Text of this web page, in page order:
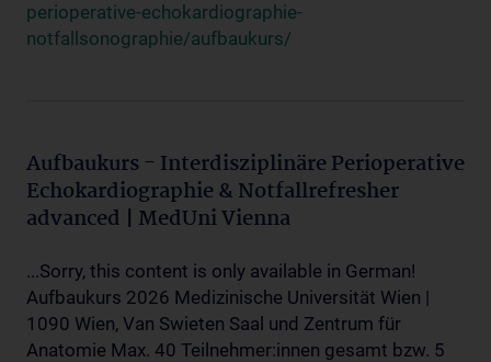
perioperative-echokardiographie-
notfallsonographie/aufbaukurs/
Aufbaukurs - Interdisziplinäre Perioperative
Echokardiographie & Notfallrefresher
advanced | MedUni Vienna
...Sorry, this content is only available in German!
Aufbaukurs 2026 Medizinische Universität Wien |
1090 Wien, Van Swieten Saal und Zentrum für
Anatomie Max. 40 Teilnehmer:innen gesamt bzw. 5